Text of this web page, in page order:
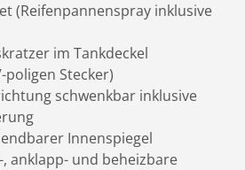
(Reifenpannenspray inklusive
im Tankdeckel
poligen Stecker)
schwenkbar inklusive
Innenspiegel
anklapp- und beheizbare